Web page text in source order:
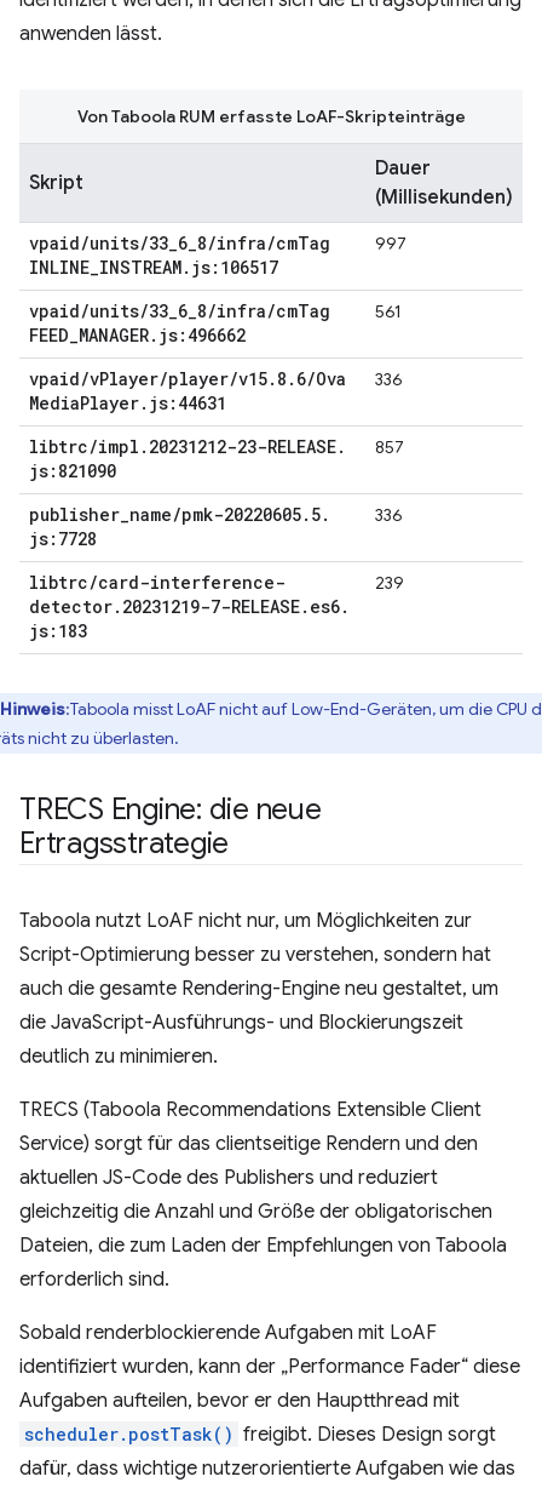
anwenden lässt.
Skript
Dauer
(Millisekunden)
vpaid/units/33 6 8/infra/cmTag
INLINE INSTREAM. js:106517
997
vpaid/units/33 6 8/infra/cmTag
FEED MANAGER. js:496662
561
vpaid/vPlayer/player/v15. 8 . 6/Ova
MediaPlayer. js:44631
336
libtrc/impl . 20231212-23-RELEASE.
js:821090
857
publisher name/pmk-20220605. 5.
js:7728
336
libtrc/card-interference-
detector. 20231219-7-RELEASE. es6.
js:183
239
Von Taboola RUM erfasste LoAF-Skripteinträge
Hinweis:Taboola misst LoAF nicht auf Low-End-Geräten, um die CPU
nicht zu überlasten.
TRECS Engine: die neue
Ertragsstrategie
Taboola nutzt LoAF nicht nur, um Möglichkeiten zur
Script-Optimierung besser zu verstehen, sondern hat
auch die gesamte Rendering-Engine neu gestaltet, um
die JavaScript-Ausführungs- und Blockierungszeit
deutlich zu minimieren.
TRECS (Taboola Recommendations Extensible Client
Service) sorgt für das clientseitige Rendern und den
aktuellen JS-Code des Publishers und reduziert
gleichzeitig die Anzahl und Größe der obligatorischen
Dateien, die zum Laden der Empfehlungen von Taboola
erforderlich sind.
Sobald renderblockierende Aufgaben mit LoAF
identifiziert wurden, kann der „Performance Fader“ diese
Aufgaben aufteilen, bevor er den Hauptthread mit
scheduler.postTask() freigibt. Dieses Design sorgt
dafür, dass wichtige nutzerorientierte Aufgaben wie das